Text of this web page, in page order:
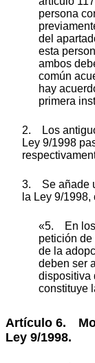
persona
del
esta
ambos
común
hay
primera
2. Los
Ley 9/1998
3. Se añade
la Ley 9/
«5. En los
petición
de la
deben ser
dispositiva
constituye
Artículo 6.
Ley 9/1998.